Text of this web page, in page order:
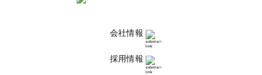
会社情報
採用情報